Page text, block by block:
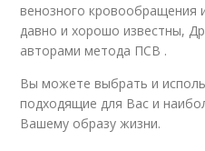
венозного кровообращения
давно и хорошо известны,
авторами метода ПСВ .
Вы можете выбрать и
подходящие для Вас и
Вашему образу жизни.